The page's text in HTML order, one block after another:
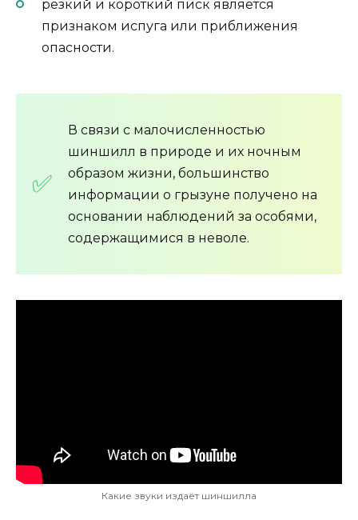
резкий и короткий писк является
признаком испуга или приближения
опасности.
В связи с малочисленностью
шиншилл в природе и их ночным
образом жизни, большинство
информации о грызуне получено на
основании наблюдений за особями,
содержащимися в неволе.
Какие звуки издаёт шиншилла